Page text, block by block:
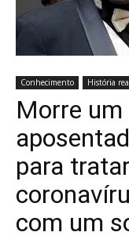
Conhecimento História
Morre
para
com um